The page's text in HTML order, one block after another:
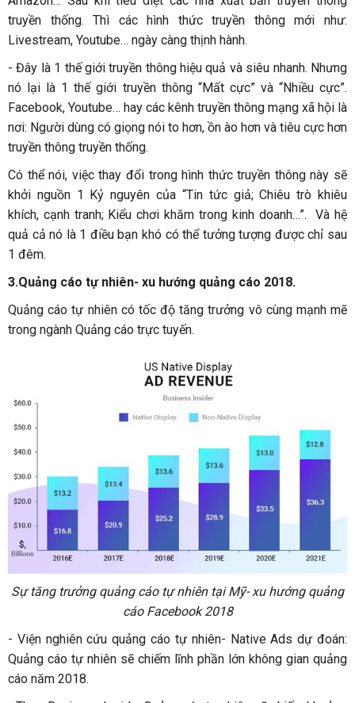
truyền thống. Thì các hình thức truyền thông mới như:
Livestream, Youtube… ngày càng thịnh hành.
- Đây là 1 thế giới truyền thông hiệu quả và siêu nhanh. Nhưng
nó lại là 1 thế giới truyền thông “Mất cực” và “Nhiều cực”.
Facebook, Youtube… hay các kênh truyền thông mạng xã hội là
nơi: Người dùng có giọng nói to hơn, ồn ào hơn và tiêu cực hơn
truyền thông truyền thống.
Có thể nói, việc thay đổi trong hình thức truyền thông này sẽ
khởi nguồn 1 Kỷ nguyên của “Tin tức giả; Chiêu trò khiêu
khích, cạnh tranh; Kiểu chơi khăm trong kinh doanh…”. Và hệ
quả cả nó là 1 điều bạn khó có thể tưởng tượng được chỉ sau
1 đêm.
3.Quảng cáo tự nhiên- xu hướng quảng cáo 2018.
Quảng cáo tự nhiên có tốc độ tăng trưởng vô cùng mạnh mẽ
trong ngành Quảng cáo trực tuyến.
Sự tăng trưởng quảng cáo tự nhiên tại Mỹ- xu hướng quảng
cáo Facebook 2018
- Viện nghiên cứu quảng cáo tự nhiên- Native Ads dự đoán:
Quảng cáo tự nhiên sẽ chiếm lĩnh phần lớn không gian quảng
cáo năm 2018.